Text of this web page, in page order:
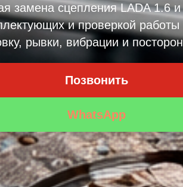
замена сцепления LADA 1.6 и
и проверкой
рывки, вибрации и
Позвонить
WhatsApp